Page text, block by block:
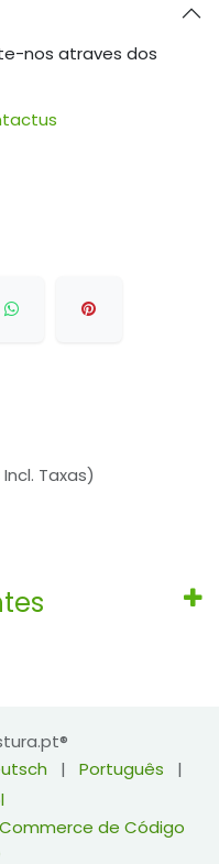
nos atraves dos
Taxas)
| Português
|
de Código